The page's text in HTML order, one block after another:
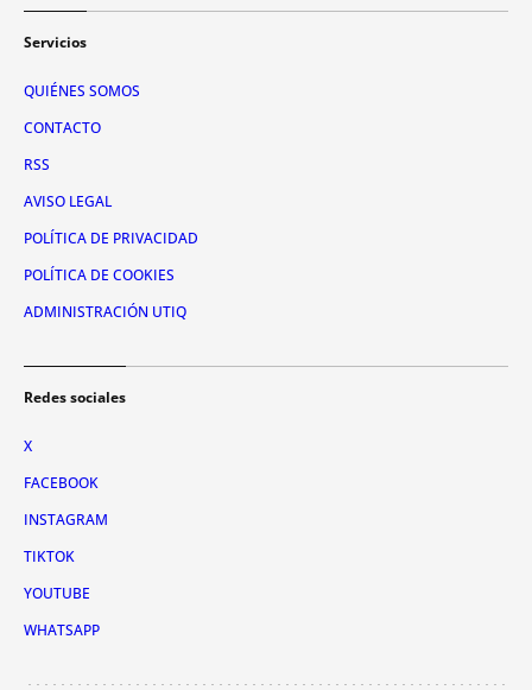
Servicios
QUIÉNES SOMOS
CONTACTO
RSS
AVISO LEGAL
POLÍTICA DE PRIVACIDAD
POLÍTICA DE COOKIES
ADMINISTRACIÓN UTIQ
Redes sociales
X
FACEBOOK
INSTAGRAM
TIKTOK
YOUTUBE
WHATSAPP